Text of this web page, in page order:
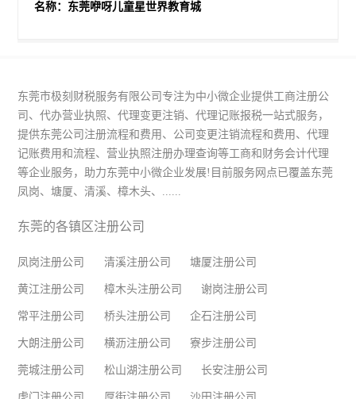
名称：东莞咿呀儿童星世界教育城
东莞市极刻财税服务有限公司专注为中小微企业提供工商注册公
司、代办营业执照、代理变更注销、代理记账报税一站式服务，
提供东莞公司注册流程和费用、公司变更注销流程和费用、代理
记账费用和流程、营业执照注册办理查询等工商和财务会计代理
等企业服务，助力东莞中小微企业发展!目前服务网点已覆盖东莞
凤岗、塘厦、清溪、樟木头、......
东莞的各镇区注册公司
凤岗注册公司 清溪注册公司 塘厦注册公司
黄江注册公司 樟木头注册公司 谢岗注册公司
常平注册公司 桥头注册公司 企石注册公司
大朗注册公司 横沥注册公司 寮步注册公司
莞城注册公司 松山湖注册公司 长安注册公司